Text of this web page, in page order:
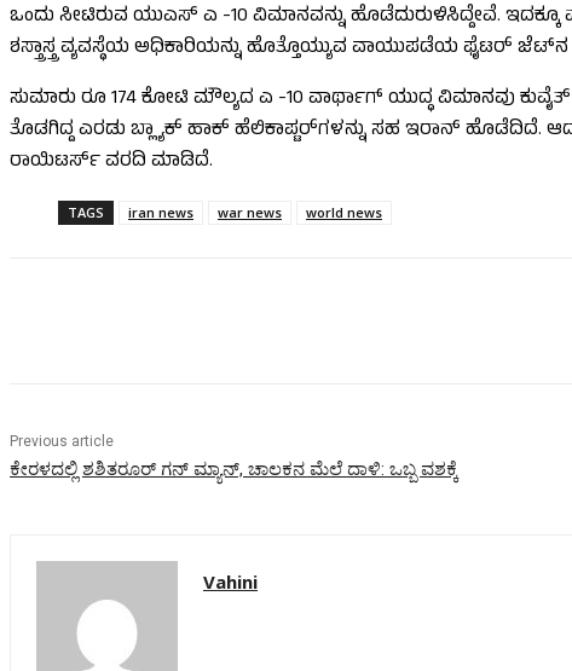
ಒಂದು ಸೀಟಿರುವ ಯುಎಸ್ ಎ -10 ವಿಮಾನವನ್ನು ಹೊಡೆದುರುಳಿಸಿದ್ದೇವೆ.
ಶಸ್ತ್ರಾಸ್ತ್ರ ವ್ಯವಸ್ಥೆಯ ಅಧಿಕಾರಿಯನ್ನು ಹೊತ್ತೊಯ್ಯುವ ವಾಯುಪಡೆಯ ಫೈಟರ್ ಜೆಟ್‌ನ
ಸುಮಾರು ರೂ 174 ಕೋಟಿ ಮೌಲ್ಯದ ಎ -10 ವಾರ್ಥಾಗ್ ಯುದ್ಧ ವಿಮಾನವು
ತೊಡಗಿದ್ದ ಎರಡು ಬ್ಲ್ಯಾಕ್ ಹಾಕ್ ಹೆಲಿಕಾಪ್ಟರ್‌ಗಳನ್ನು ಸಹ ಇರಾನ್ ಹೊಡೆದಿದೆ.
ರಾಯಿಟರ್ಸ್ ವರದಿ ಮಾಡಿದೆ.
TAGS iran news war news world news
Previous article
ಕೇರಳದಲ್ಲಿ ಶಶಿತರೂರ್‌ ಗನ್‌ ಮ್ಯಾನ್‌, ಚಾಲಕನ ಮೆಲೆ ದಾಳಿ: ಒಬ್ಬ ವಶಕ್ಕೆ
Vahini